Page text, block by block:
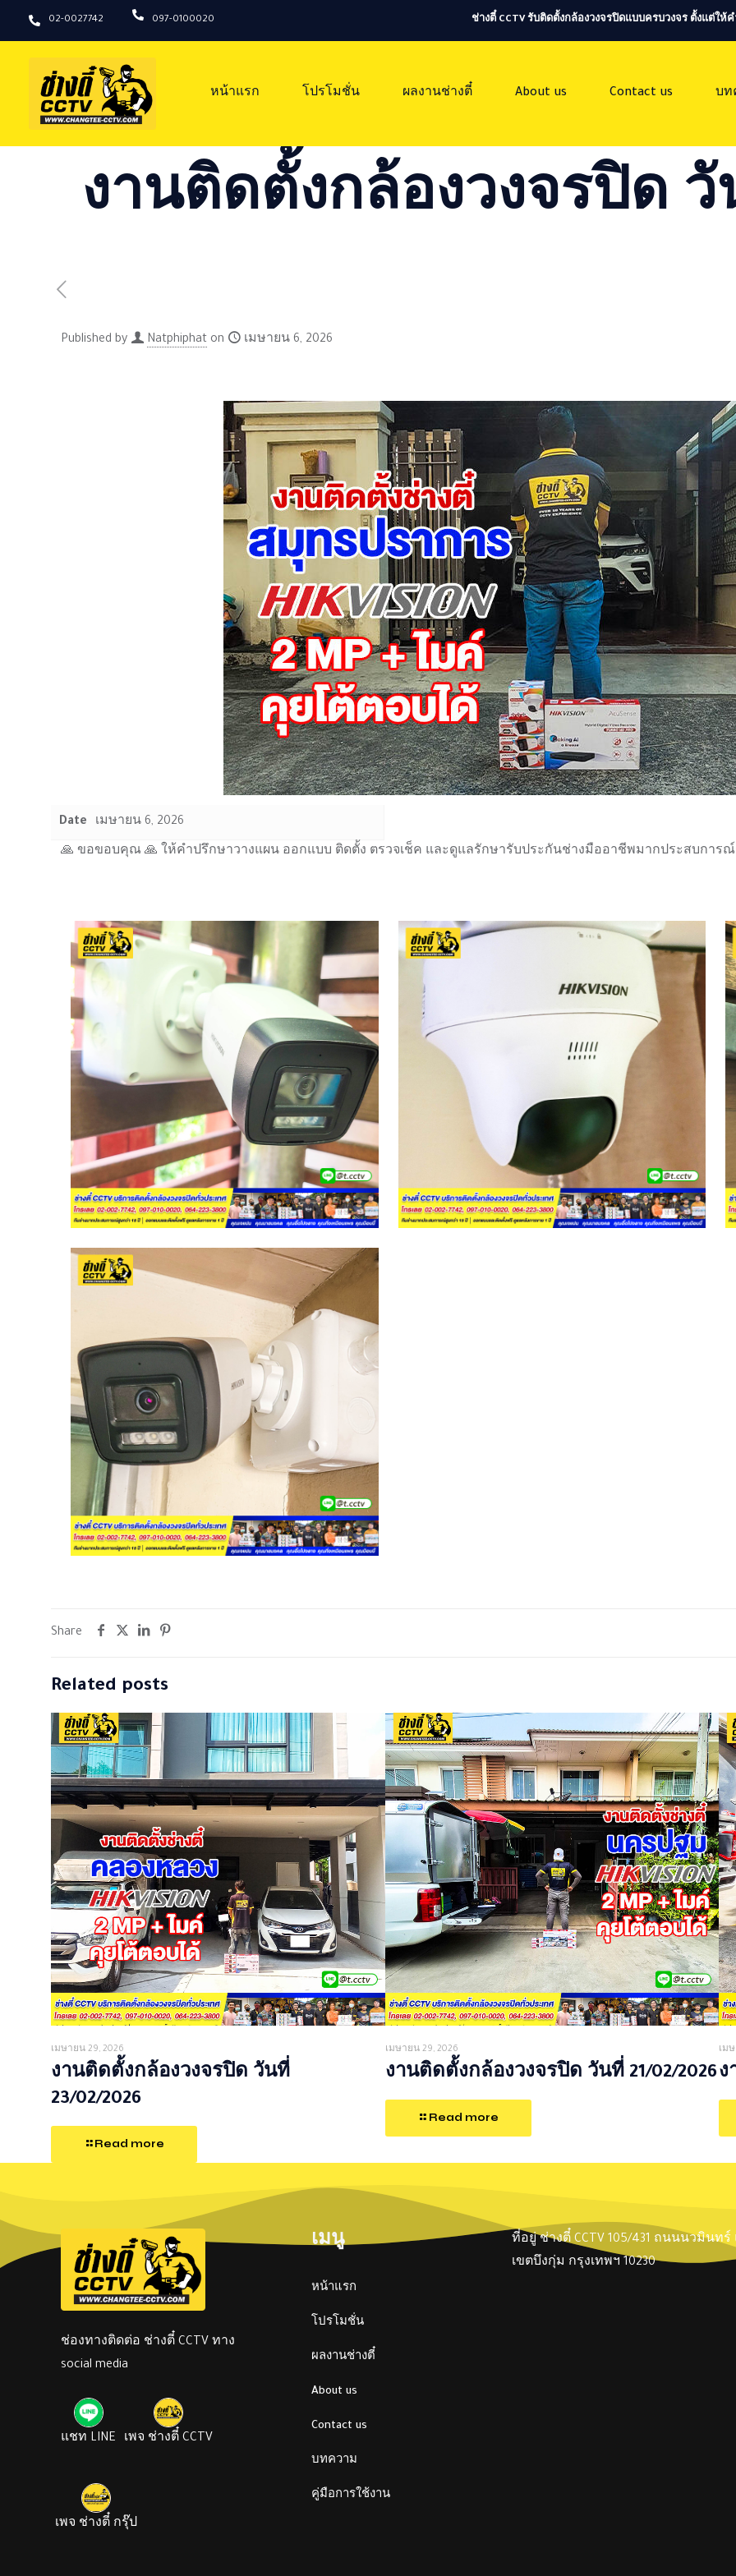
02-0027742 097-0100020 ช่างตี๋ CCTV รับติดตั้งกล้องวงจรปิดแบบครบวงจร ตั้งแต่
หน้าแรก โปรโมชั่น ผลงานช่างตี๋ About us Contact us บท
งานติดตั้งกล้องวงจรปิด วั
Published by Natphiphat on เมษายน 6, 2026
Date เมษายน 6, 2026
🙏 ขอขอบคุณ 🙏 ให้คำปรึกษาวางแผน ออกแบบ ติดตั้ง ตรวจเช็ค และดูแลรักษารับประกันช่างมืออาชีพมากประสบการณ์
Share
Related posts
เมษายน 29, 2026
งานติดตั้งกล้องวงจรปิด วันที่
23/02/2026
Read more
เมษายน 29, 2026
งานติดตั้งกล้องวงจรปิด วันที่ 21/02/2026
Read more
เม
ง
ช่องทางติดต่อ ช่างตี๋ CCTV ทาง
social media
แชท LINE เพจ ช่างตี๋ CCTV
เพจ ช่างตี๋ กรุ๊ป
เมนู
หน้าแรก
โปรโมชั่น
ผลงานช่างตี๋
About us
Contact us
บทความ
คู่มือการใช้งาน
ที่อยู่ ช่างตี๋ CCTV 105/431 ถนนนวมินท
เขตบึงกุ่ม กรุงเทพฯ 10230